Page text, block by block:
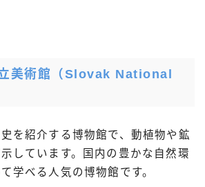
美術館 （Slovak National
を紹介する博物館で、動植物や鉱
しています。国内の豊かな自然環
学べる人気の博物館です。